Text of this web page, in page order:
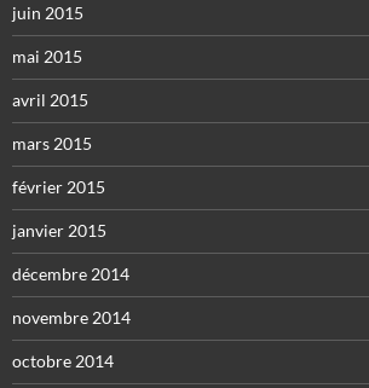
juin 2015
mai 2015
avril 2015
mars 2015
février 2015
janvier 2015
décembre 2014
novembre 2014
octobre 2014